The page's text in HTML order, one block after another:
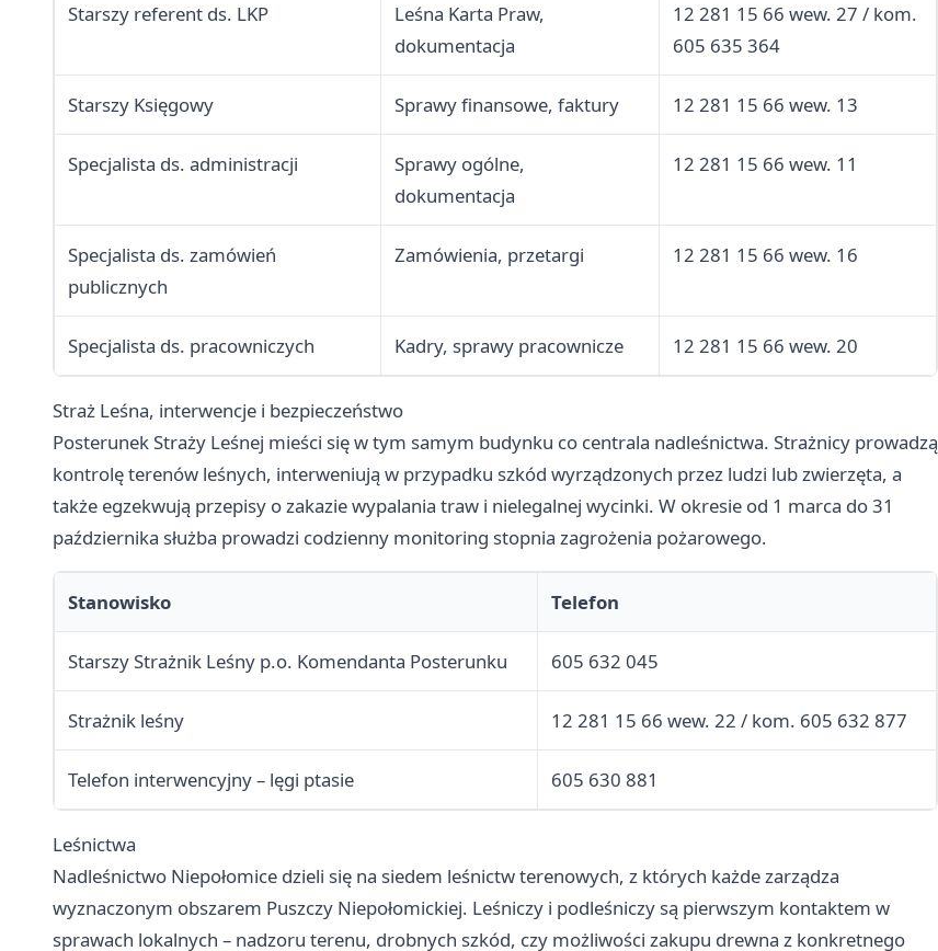
Starszy referent ds. LKP
Leśna Karta Praw,
dokumentacja
12 281 15 66 wew. 27 / kom.
605 635 364
Starszy Księgowy Sprawy finansowe, faktury 12 281 15 66 wew. 13
Specjalista ds. administracji
Sprawy ogólne,
dokumentacja
12 281 15 66 wew. 11
Specjalista ds. zamówień
publicznych
Zamówienia, przetargi 12 281 15 66 wew. 16
Specjalista ds. pracowniczych Kadry, sprawy pracownicze 12 281 15 66 wew. 20
Straż Leśna, interwencje i bezpieczeństwo
Posterunek Straży Leśnej mieści się w tym samym budynku co centrala nadleśnictwa. Strażnicy prowadzą
kontrolę terenów leśnych, interweniują w przypadku szkód wyrządzonych przez ludzi lub zwierzęta, a
także egzekwują przepisy o zakazie wypalania traw i nielegalnej wycinki. W okresie od 1 marca do 31
października służba prowadzi codzienny monitoring stopnia zagrożenia pożarowego.
Stanowisko Telefon
Starszy Strażnik Leśny p.o. Komendanta Posterunku 605 632 045
Strażnik leśny 12 281 15 66 wew. 22 / kom. 605 632 877
Telefon interwencyjny – lęgi ptasie 605 630 881
Leśnictwa
Nadleśnictwo Niepołomice dzieli się na siedem leśnictw terenowych, z których każde zarządza
wyznaczonym obszarem Puszczy Niepołomickiej. Leśniczy i podleśniczy są pierwszym kontaktem w
sprawach lokalnych – nadzoru terenu, drobnych szkód, czy możliwości zakupu drewna z konkretnego